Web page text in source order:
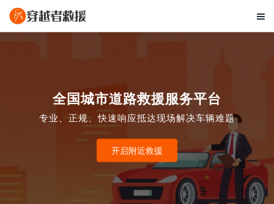

全国城市道路救援服务平台
专业、正规、快速响应抵达现场解决车辆难题
开启附近救援